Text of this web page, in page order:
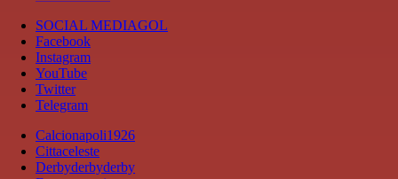
SOCIAL MEDIAGOL
Facebook
Instagram
YouTube
Twitter
Telegram
Calcionapoli1926
Cittaceleste
Derbyderbyderby